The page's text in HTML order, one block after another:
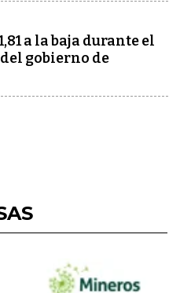
a la baja durante el
gobierno de